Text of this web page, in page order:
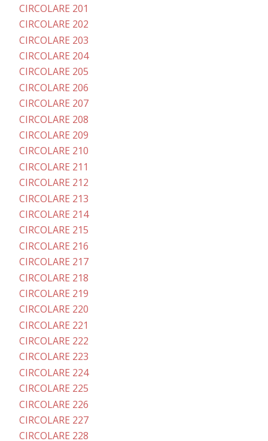
CIRCOLARE 201
CIRCOLARE 202
CIRCOLARE 203
CIRCOLARE 204
CIRCOLARE 205
CIRCOLARE 206
CIRCOLARE 207
CIRCOLARE 208
CIRCOLARE 209
CIRCOLARE 210
CIRCOLARE 211
CIRCOLARE 212
CIRCOLARE 213
CIRCOLARE 214
CIRCOLARE 215
CIRCOLARE 216
CIRCOLARE 217
CIRCOLARE 218
CIRCOLARE 219
CIRCOLARE 220
CIRCOLARE 221
CIRCOLARE 222
CIRCOLARE 223
CIRCOLARE 224
CIRCOLARE 225
CIRCOLARE 226
CIRCOLARE 227
CIRCOLARE 228